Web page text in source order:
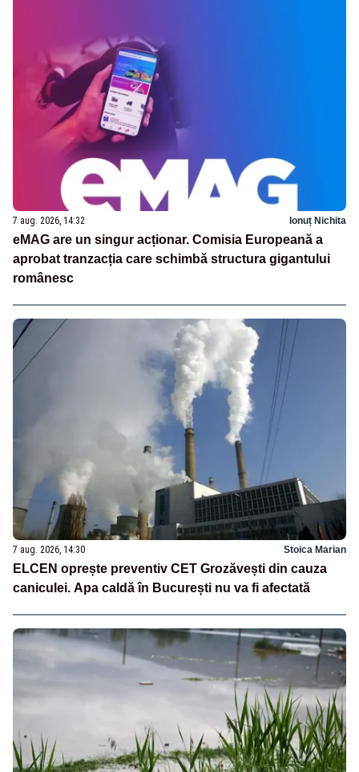
7 aug. 2026, 14:32 Ionuț Nichita
eMAG are un singur acționar. Comisia Europeană a
aprobat tranzacția care schimbă structura gigantului
românesc
7 aug. 2026, 14:30 Stoica Marian
ELCEN oprește preventiv CET Grozăvești din cauza
caniculei. Apa caldă în București nu va fi afectată